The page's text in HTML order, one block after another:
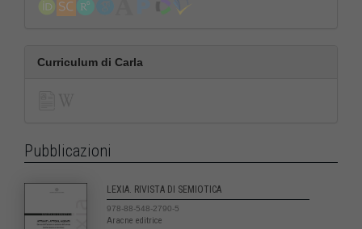
Curriculum di Carla
Pubblicazioni
LEXIA. RIVISTA DI SEMIOTICA
978-88-548-2790-5
Aracne editrice